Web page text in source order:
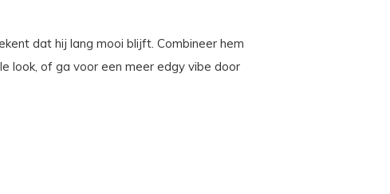
dat hij lang mooi blijft. Combineer hem
look, of ga voor een meer edgy vibe door